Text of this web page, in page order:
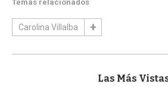
Temas relacionados
Carolina Villalba
Las Más